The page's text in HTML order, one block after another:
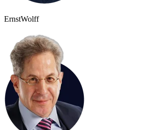
ErnstWolff